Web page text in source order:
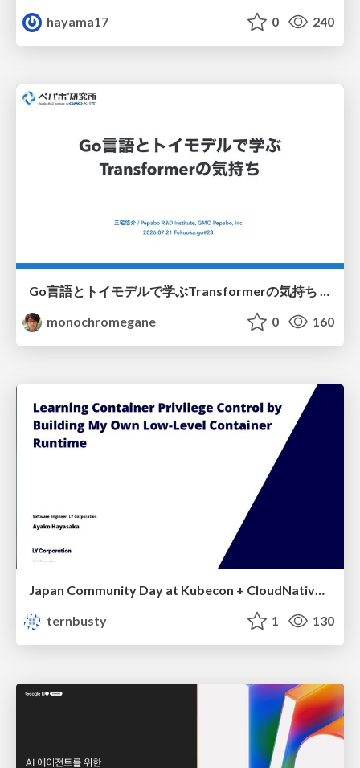
hayama17
0 240
monochromegane
0 160
Japan Community Day at Kubecon + CloudNativeCon Japan 2026: Learning Container Privilege Control by Building My Own Low-Level Container Runtime
ternbusty
1 130